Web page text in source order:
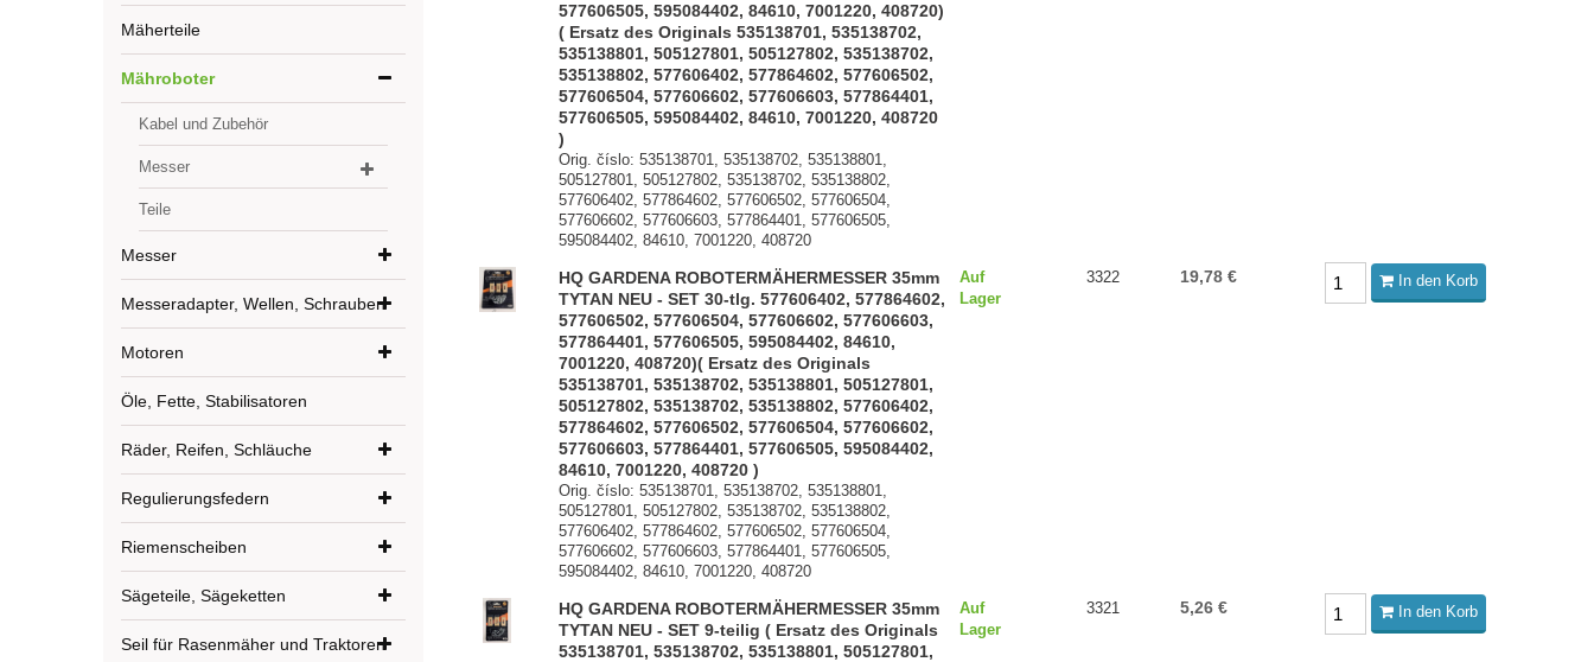
Mäherteile
Mähroboter
Kabel und Zubehör
Messer
Teile
Messer
Messeradapter, Wellen, Schrauben
Motoren
Öle, Fette, Stabilisatoren
Räder, Reifen, Schläuche
Regulierungsfedern
Riemenscheiben
Sägeteile, Sägeketten
Seil für Rasenmäher und Traktoren
577606505, 595084402, 84610, 7001220, 408720)
( Ersatz des Originals 535138701, 535138702,
535138801, 505127801, 505127802, 535138702,
535138802, 577606402, 577864602, 577606502,
577606504, 577606602, 577606603, 577864401,
577606505, 595084402, 84610, 7001220, 408720
)
Orig. číslo: 535138701, 535138702, 535138801,
505127801, 505127802, 535138702, 535138802,
577606402, 577864602, 577606502, 577606504,
577606602, 577606603, 577864401, 577606505,
595084402, 84610, 7001220, 408720
HQ GARDENA ROBOTERMÄHERMESSER 35mm
TYTAN NEU - SET 30-tlg. 577606402, 577864602,
577606502, 577606504, 577606602, 577606603,
577864401, 577606505, 595084402, 84610,
7001220, 408720)( Ersatz des Originals
535138701, 535138702, 535138801, 505127801,
505127802, 535138702, 535138802, 577606402,
577864602, 577606502, 577606504, 577606602,
577606603, 577864401, 577606505, 595084402,
84610, 7001220, 408720 )
Orig. číslo: 535138701, 535138702, 535138801,
505127801, 505127802, 535138702, 535138802,
577606402, 577864602, 577606502, 577606504,
577606602, 577606603, 577864401, 577606505,
595084402, 84610, 7001220, 408720
Auf
Lager
3322 19,78 € In den Korb
HQ GARDENA ROBOTERMÄHERMESSER 35mm
TYTAN NEU - SET 9-teilig ( Ersatz des Originals
535138701, 535138702, 535138801, 505127801,
Auf
Lager
3321 5,26 € In den Korb